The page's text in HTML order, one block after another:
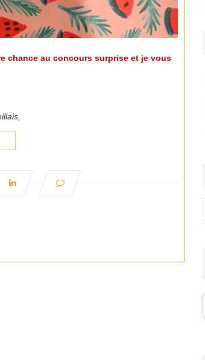
chance au concours surprise et je vous